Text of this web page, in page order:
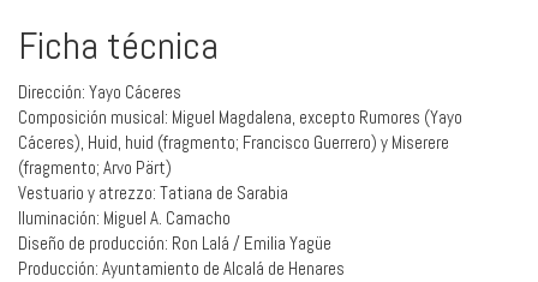
Ficha técnica
Dirección: Yayo Cáceres
Composición musical: Miguel Magdalena, excepto Rumores (Yayo
Cáceres), Huid, huid (fragmento; Francisco Guerrero) y Miserere
(fragmento; Arvo Pärt)
Vestuario y atrezzo: Tatiana de Sarabia
Iluminación: Miguel A. Camacho
Diseño de producción: Ron Lalá / Emilia Yagüe
Producción: Ayuntamiento de Alcalá de Henares